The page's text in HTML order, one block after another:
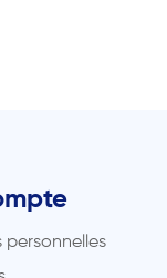
personnelles